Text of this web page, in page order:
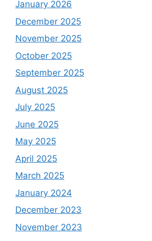
January 2026
December 2025
November 2025
October 2025
September 2025
August 2025
July 2025
June 2025
May 2025
April 2025
March 2025
January 2024
December 2023
November 2023